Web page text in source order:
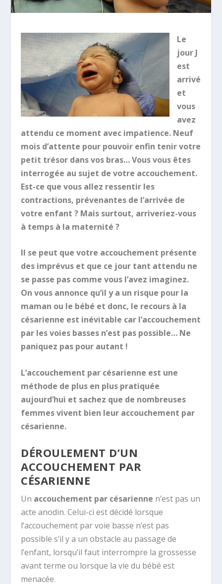
Le
jour J
est
arrivé
et
vous
avez
attendu ce moment avec impatience. Neuf
mois d’attente pour pouvoir enfin tenir votre
petit trésor dans vos bras… Vous vous êtes
interrogée au sujet de votre accouchement.
Est-ce que vous allez ressentir les
contractions, prévenantes de l’arrivée de
votre enfant ? Mais surtout, arriveriez-vous
à temps à la maternité ?
Il se peut que votre accouchement présente
des imprévus et que ce jour tant attendu ne
se passe pas comme vous l’avez imaginez.
On vous annonce qu’il y a un risque pour la
maman ou le bébé et donc, le recours à la
césarienne est inévitable car l’accouchement
par les voies basses n’est pas possible… Ne
paniquez pas pour autant !
L’accouchement par césarienne est une
méthode de plus en plus pratiquée
aujourd’hui et sachez que de nombreuses
femmes vivent bien leur accouchement par
césarienne.
DÉROULEMENT D’UN
ACCOUCHEMENT PAR
CÉSARIENNE
Un accouchement par césarienne n’est pas un
acte anodin. Celui-ci est décidé lorsque
l’accouchement par voie basse n’est pas
possible s’il y a un obstacle au passage de
l’enfant, lorsqu’il faut interrompre la grossesse
avant terme ou lorsque la vie du bébé est
menacée.